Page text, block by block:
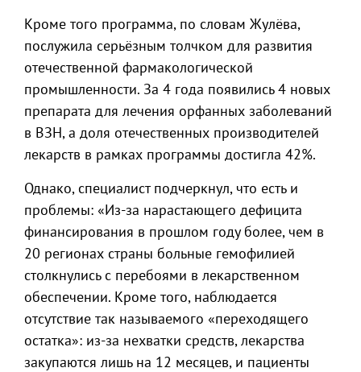
Кроме того программа, по словам Жулёва,
послужила серьёзным толчком для развития
отечественной фармакологической
промышленности. За 4 года появились 4 новых
препарата для лечения орфанных заболеваний
в ВЗН, а доля отечественных производителей
лекарств в рамках программы достигла 42%.
Однако, специалист подчеркнул, что есть и
проблемы: «Из-за нарастающего дефицита
финансирования в прошлом году более, чем в
20 регионах страны больные гемофилией
столкнулись с перебоями в лекарственном
обеспечении. Кроме того, наблюдается
отсутствие так называемого «переходящего
остатка»: из-за нехватки средств, лекарства
закупаются лишь на 12 месяцев, и пациенты